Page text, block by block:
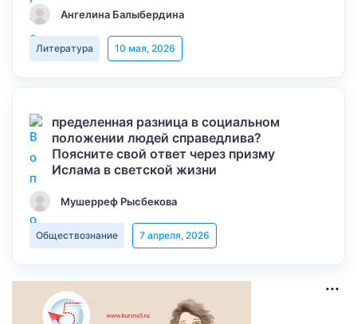
Ангелина Балыбердина
Литература 10 мая, 2026
пределенная разница в социальном
положении людей справедлива?
Поясните свой ответ через призму
Ислама в светской жизни
Мушерреф Рысбекова
Обществознание 7 апреля, 2026